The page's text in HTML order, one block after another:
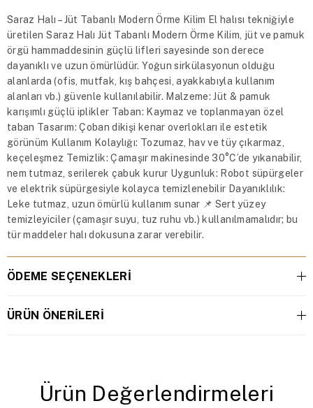
Ürün Değerlendirmeleri
Saraz Halı – Jüt Tabanlı Modern Örme Kilim El halısı tekniğiyle
üretilen Saraz Halı Jüt Tabanlı Modern Örme Kilim, jüt ve pamuk
örgü hammaddesinin güçlü lifleri sayesinde son derece
dayanıklı ve uzun ömürlüdür. Yoğun sirkülasyonun olduğu
alanlarda (ofis, mutfak, kış bahçesi, ayakkabıyla kullanım
alanları vb.) güvenle kullanılabilir. Malzeme: Jüt & pamuk
karışımlı güçlü iplikler Taban: Kaymaz ve toplanmayan özel
taban Tasarım: Çoban dikişi kenar overlokları ile estetik
görünüm Kullanım Kolaylığı: Tozumaz, hav ve tüy çıkarmaz,
keçeleşmez Temizlik: Çamaşır makinesinde 30°C’de yıkanabilir,
nem tutmaz, serilerek çabuk kurur Uygunluk: Robot süpürgeler
ve elektrik süpürgesiyle kolayca temizlenebilir Dayanıklılık:
Leke tutmaz, uzun ömürlü kullanım sunar 📌 Sert yüzey
temizleyiciler (çamaşır suyu, tuz ruhu vb.) kullanılmamalıdır; bu
tür maddeler halı dokusuna zarar verebilir.
ÖDEME SEÇENEKLERI
ÜRÜN ÖNERILERI